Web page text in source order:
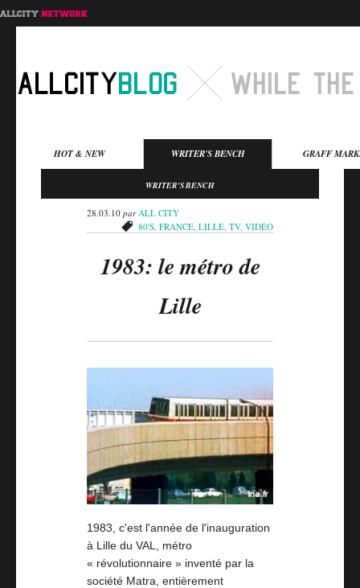
Aller au contenu
Aller au contenu
HOT & NEW WRITER'S BENCH GRAFF
WRITER'S BENCH
28.03.10 par ALL CITY
80'S, FRANCE, LILLE, TV, VIDÉO
1983: le métro de
Lille
1983, c'est l'année de l'inauguration
à Lille du VAL, métro
« révolutionnaire » inventé par la
société Matra, entièrement